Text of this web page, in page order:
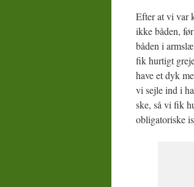
Efter at vi var
ikke båden,
båden i
fik hurtigt
have et dyk
vi sejle ind i
ske, så vi fik
obligatoriske